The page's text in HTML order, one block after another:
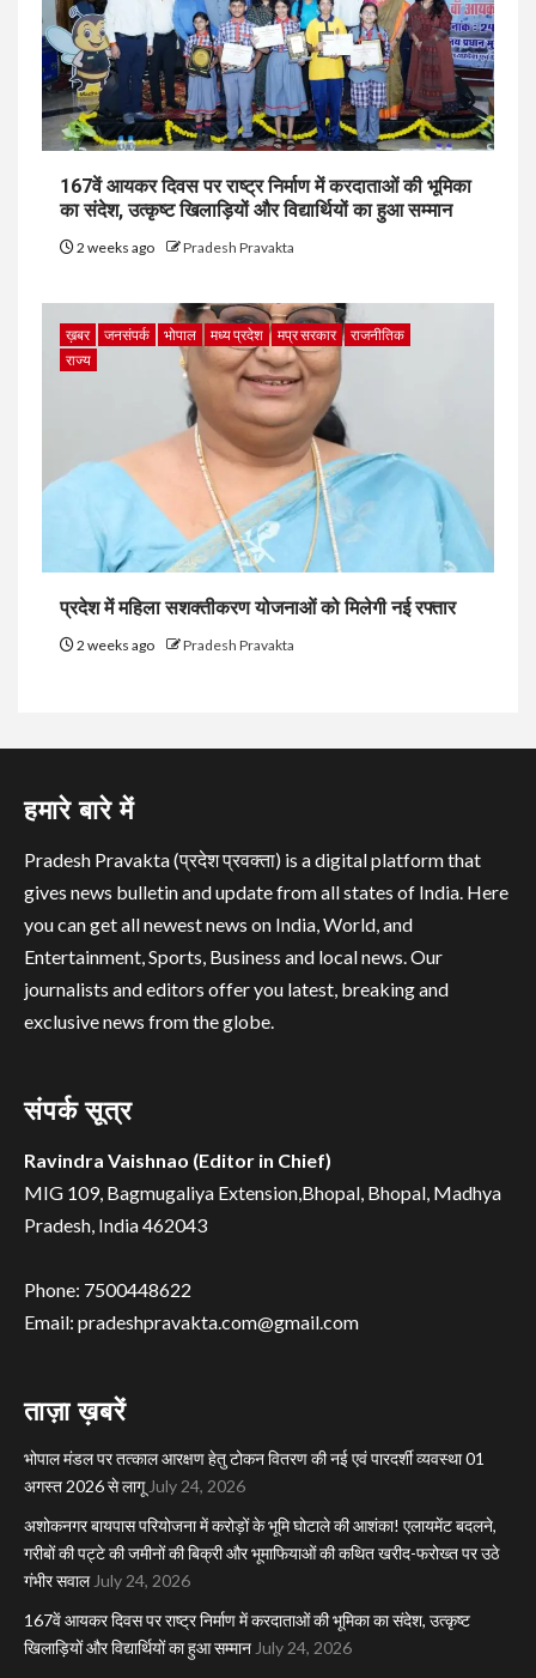
167वें आयकर दिवस पर राष्ट्र निर्माण में करदाताओं की भूमिका
का संदेश, उत्कृष्ट खिलाड़ियों और विद्यार्थियों का हुआ सम्मान
2 weeks ago Pradesh Pravakta
ख़बर जनसंपर्क भोपाल मध्य प्रदेश मप्र सरकार
राजनीतिक
राज्य
प्रदेश में महिला सशक्तीकरण योजनाओं को मिलेगी नई रफ्तार
2 weeks ago Pradesh Pravakta
हमारे बारे में
Pradesh Pravakta (प्रदेश प्रवक्ता) is a digital platform that
gives news bulletin and update from all states of India. Here
you can get all newest news on India, World, and
Entertainment, Sports, Business and local news. Our
journalists and editors offer you latest, breaking and
exclusive news from the globe.
संपर्क सूत्र
Ravindra Vaishnao (Editor in Chief)
MIG 109, Bagmugaliya Extension,Bhopal, Bhopal, Madhya
Pradesh, India 462043
Phone: 7500448622
Email: pradeshpravakta.com@gmail.com
ताज़ा ख़बरें
भोपाल मंडल पर तत्काल आरक्षण हेतु टोकन वितरण की नई एवं पारदर्शी व्यवस्था 01
अगस्त 2026 से लागू July 24, 2026
अशोकनगर बायपास परियोजना में करोड़ों के भूमि घोटाले की आशंका! एलायमेंट बदलने,
गरीबों की पट्टे की जमीनों की बिक्री और भूमाफियाओं की कथित खरीद-फरोख्त पर उठे
गंभीर सवाल July 24, 2026
167वें आयकर दिवस पर राष्ट्र निर्माण में करदाताओं की भूमिका का संदेश, उत्कृष्ट
खिलाड़ियों और विद्यार्थियों का हुआ सम्मान July 24, 2026